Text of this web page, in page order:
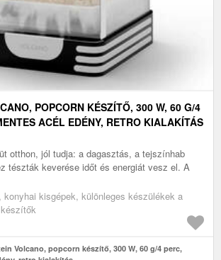
POPCORN KÉSZÍTŐ, 300 W, 60 G/4
ACÉL EDÉNY, RETRO KIALAKÍTÁS
otthon, jól tudja: a dagasztás, a tejszínhab
tészták keverése időt és energiát vesz el. A
kisgépek, különleges készülékek a
Volcano, popcorn készítő, 300 W, 60 g/4 perc,